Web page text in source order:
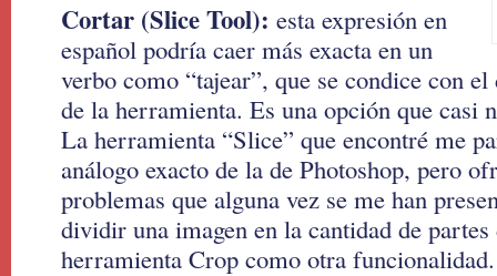
Cortar (Slice Tool): esta expresión en
español podría caer más exacta en un
verbo como “tajear”, que se condice con
de la herramienta. Es una opción que casi
La herramienta “Slice” que encontré me
análogo exacto de la de Photoshop, pero
problemas que alguna vez se me han
dividir una imagen en la cantidad de partes
herramienta Crop como otra funcionalidad.